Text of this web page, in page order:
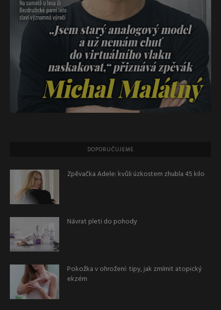
DOPORUČUJEME
Zpěvačka Adele: kvůli úzkostem zhubla 45 kilo
Návrat pleti do pohody
Pokožka v ohrožení: tipy, jak zmírnit atopický
ekzém